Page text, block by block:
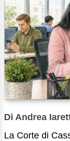
Di Andrea
La Corte di